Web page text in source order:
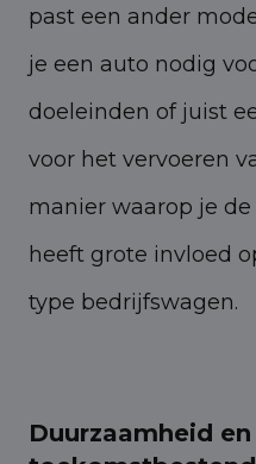
past een ander
je een auto nodig
doeleinden of juist
voor het vervoeren
manier waarop je
heeft grote invloed
type bedrijfswagen.
Duurzaamheid en